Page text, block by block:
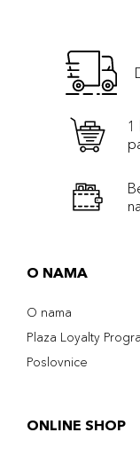
1
O NAMA
O nama
Plaza Loyalty
Poslovnice
ONLINE SHOP